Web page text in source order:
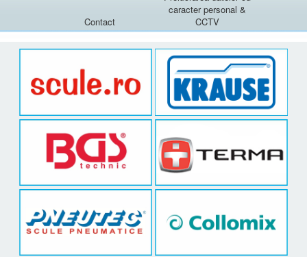
Contact
caracter personal &
CCTV